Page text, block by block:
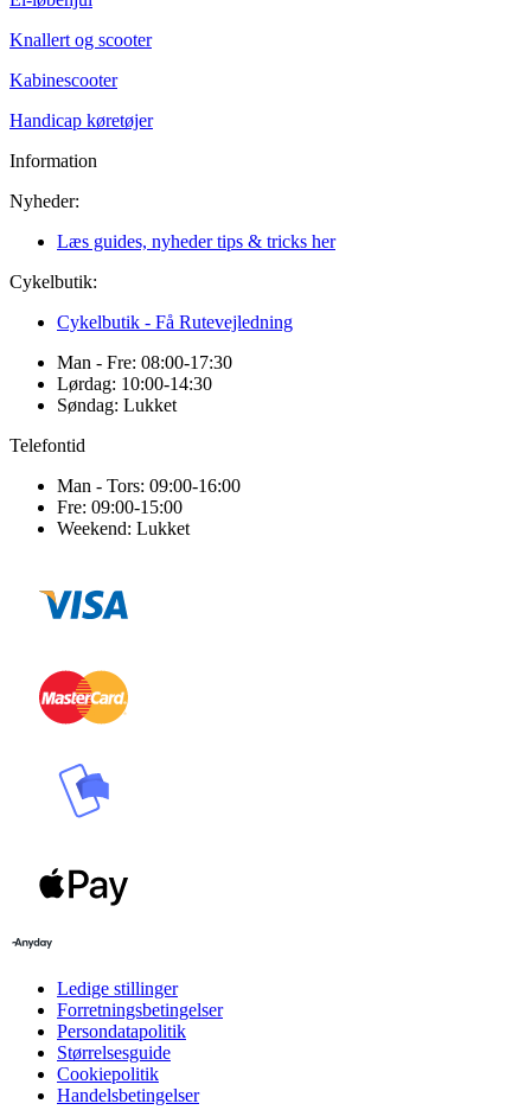
Knallert og scooter
Kabinescooter
Handicap køretøjer
Information
Nyheder:
Læs guides, nyheder tips & tricks her
Cykelbutik:
Cykelbutik - Få Rutevejledning
Man - Fre: 08:00-17:30
Lørdag: 10:00-14:30
Søndag: Lukket
Telefontid
Man - Tors: 09:00-16:00
Fre: 09:00-15:00
Weekend: Lukket
Ledige stillinger
Forretningsbetingelser
Persondatapolitik
Størrelsesguide
Cookiepolitik
Handelsbetingelser